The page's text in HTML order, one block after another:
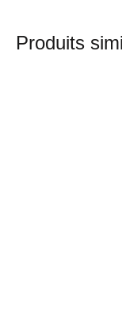
Produits